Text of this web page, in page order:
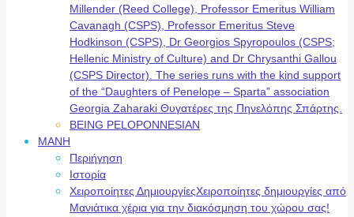
Millender (Reed College), Professor Emeritus William
Cavanagh (CSPS), Professor Emeritus Steve
Hodkinson (CSPS), Dr Georgios Spyropoulos (CSPS;
Hellenic Ministry of Culture) and Dr Chrysanthi Gallou
(CSPS Director). The series runs with the kind support
of the “Daughters of Penelope – Sparta” association
Georgia Zaharaki Θυγατέρες της Πηνελόπης Σπάρτης.
BEING PELOPONNESIAN
ΜΑΝΗ
Περιήγηση
Ιστορία
Χειροποίητες ΔημιουργίεςΧειροποίητες δημιουργίες από
Μανιάτικα χέρια για την διακόσμηση του χώρου σας!